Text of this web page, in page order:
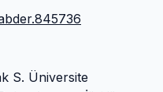
S. Üniversite